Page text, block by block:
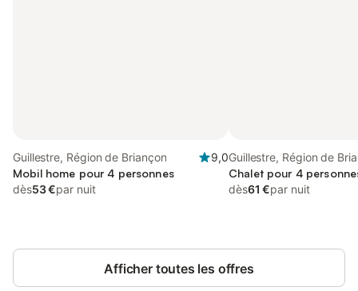
Guillestre, Région de Briançon
9,0
Mobil home pour 4 personnes
dès53 €par nuit
Guillestre, Région de
Chalet pour 4
dès61 €par nuit
Afficher toutes les offres